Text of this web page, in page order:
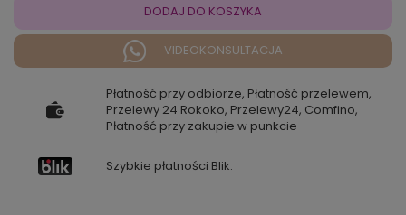
DODAJ DO KOSZYKA
VIDEOKONSULTACJA
Płatność przy odbiorze, Płatność przelewem,
Przelewy 24 Rokoko, Przelewy24, Comfino,
Płatność przy zakupie w punkcie
Szybkie płatności Blik.